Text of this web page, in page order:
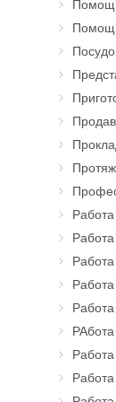
Работа